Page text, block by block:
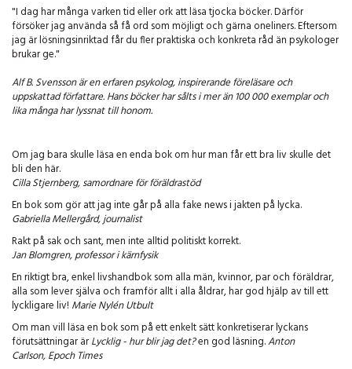
"I dag har många varken tid eller ork att läsa tjocka böcker. Därför
försöker jag använda så få ord som möjligt och gärna oneliners. Eftersom
jag är lösningsinriktad får du fler praktiska och konkreta råd än psykologer
brukar ge."
Alf B. Svensson är en erfaren psykolog, inspirerande föreläsare och
uppskattad författare. Hans böcker har sålts i mer än 100 000 exemplar och
lika många har lyssnat till honom.
Om jag bara skulle läsa en enda bok om hur man får ett bra liv skulle det
bli den här.
Cilla Stjernberg, samordnare för föräldrastöd
En bok som gör att jag inte går på alla fake news i jakten på lycka.
Gabriella Mellergård, journalist
Rakt på sak och sant, men inte alltid politiskt korrekt.
Jan Blomgren, professor i kärnfysik
En riktigt bra, enkel livshandbok som alla män, kvinnor, par och föräldrar,
alla som lever själva och framför allt i alla åldrar, har god hjälp av till ett
lyckligare liv! Marie Nylén Utbult
Om man vill läsa en bok som på ett enkelt sätt konkretiserar lyckans
förutsättningar ärLycklig - hur blir jag det?en god läsning.Anton
Carlson, Epoch Times